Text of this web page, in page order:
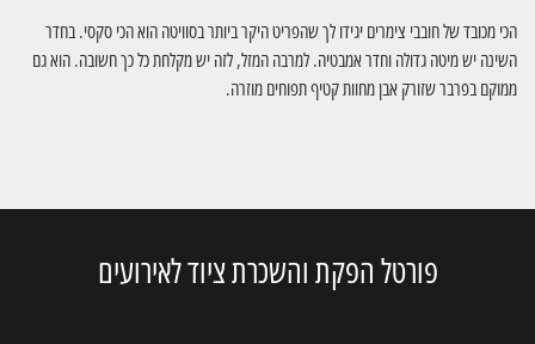
הכי מכובד של חובבי צימרים יגידו לך שהפריט היקר ביותר בסוויטה הוא הכי סקסי. בחדר
השינה יש מיטה גדולה וחדר אמבטיה. למרבה המזל, לזה יש מקלחת כל כך חשובה. הוא גם
ממוקם בפרבר שזורק אבן מחוות קטיף תפוחים מוזרה.
פורטל הפקת והשכרת ציוד לאירועים